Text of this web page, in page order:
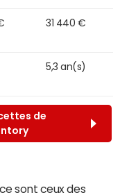
31 440 €
5,3 an(s)
de
sont ceux des